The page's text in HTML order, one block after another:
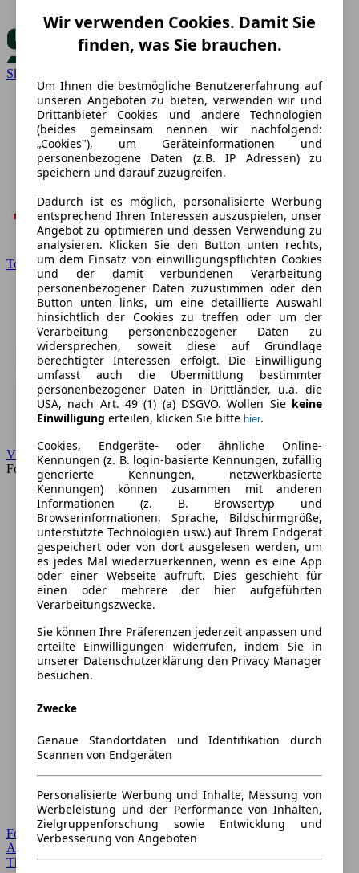
Skoda
Toyota
VW
Forum
Forum Startseite
Alle Auto-Foren
Themen-Forum
Wir verwenden Cookies. Damit Sie
finden, was Sie brauchen.
Um Ihnen die bestmögliche Benutzererfahrung auf
unseren Angeboten zu bieten, verwenden wir und
Drittanbieter Cookies und andere Technologien
(beides gemeinsam nennen wir nachfolgend:
„Cookies"), um Geräteinformationen und
personenbezogene Daten (z.B. IP Adressen) zu
speichern und darauf zuzugreifen.
Dadurch ist es möglich, personalisierte Werbung
entsprechend Ihren Interessen auszuspielen, unser
Angebot zu optimieren und dessen Verwendung zu
analysieren. Klicken Sie den Button unten rechts,
um dem Einsatz von einwilligungspflichten Cookies
und der damit verbundenen Verarbeitung
personenbezogener Daten zuzustimmen oder den
Button unten links, um eine detaillierte Auswahl
hinsichtlich der Cookies zu treffen oder um der
Verarbeitung personenbezogener Daten zu
widersprechen, soweit diese auf Grundlage
berechtigter Interessen erfolgt. Die Einwilligung
umfasst auch die Übermittlung bestimmter
personenbezogener Daten in Drittländer, u.a. die
USA, nach Art. 49 (1) (a) DSGVO. Wollen Sie keine
Einwilligung erteilen, klicken Sie bitte hier.
Cookies, Endgeräte- oder ähnliche Online-
Kennungen (z. B. login-basierte Kennungen, zufällig
generierte Kennungen, netzwerkbasierte
Kennungen) können zusammen mit anderen
Informationen (z. B. Browsertyp und
Browserinformationen, Sprache, Bildschirmgröße,
unterstützte Technologien usw.) auf Ihrem Endgerät
gespeichert oder von dort ausgelesen werden, um
es jedes Mal wiederzuerkennen, wenn es eine App
oder einer Webseite aufruft. Dies geschieht für
einen oder mehrere der hier aufgeführten
Verarbeitungszwecke.
Sie können Ihre Präferenzen jederzeit anpassen und
erteilte Einwilligungen widerrufen, indem Sie in
unserer Datenschutzerklärung den Privacy Manager
besuchen.
Zwecke
Genaue Standortdaten und Identifikation durch
Scannen von Endgeräten
Personalisierte Werbung und Inhalte, Messung von
Werbeleistung und der Performance von Inhalten,
Zielgruppenforschung sowie Entwicklung und
Verbesserung von Angeboten